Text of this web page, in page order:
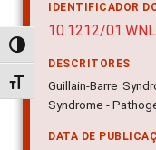
Alternar alto contraste
Alternar tamanho da
IDENTIFICADOR
10.1212/
DESCRITORES
Guillain-Barre
Syndrome -
DATA DE